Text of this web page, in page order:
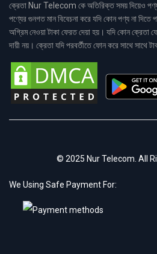
ক্রেতা Nur Telecom কে অতিরিক্ত সময় দিয়েও
পণ্যের গুনগত মান বিবেচনা করে যদি কোন পণ্য না দিতে
অগ্রিম নেওয়া টাকা ফেরত দেয়া হয়। যদি কোন
দায়ী নয়। ক্রেতা যদি পরবর্তীতে ফোন করে সাথে সাথে
© 2025 Nur Telecom. All
We Using Safe Payment For: